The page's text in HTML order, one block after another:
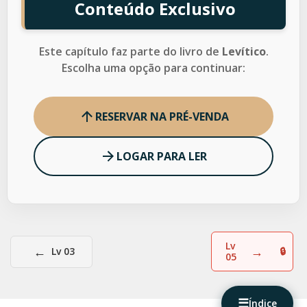
☰Índice
Conteúdo Exclusivo
Este capítulo faz parte do livro de Levítico.
Escolha uma opção para continuar:
RESERVAR NA PRÉ-VENDA
LOGAR PARA LER
← Lv 03
Lv
05
→